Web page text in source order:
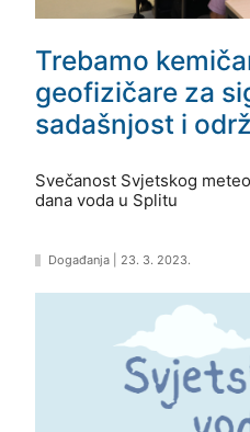
Trebamo
geofizičare za
sadašnjost i
Svečanost Svjetskog
dana voda u Splitu
Događanja 23. 3. 2023.